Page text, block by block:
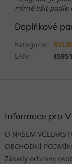
mírně lišit podle
Doplňkové
Kategorie:
EAN:
Informace pro
O NAŠEM
OBCHODNÍ
Zásady ochrany